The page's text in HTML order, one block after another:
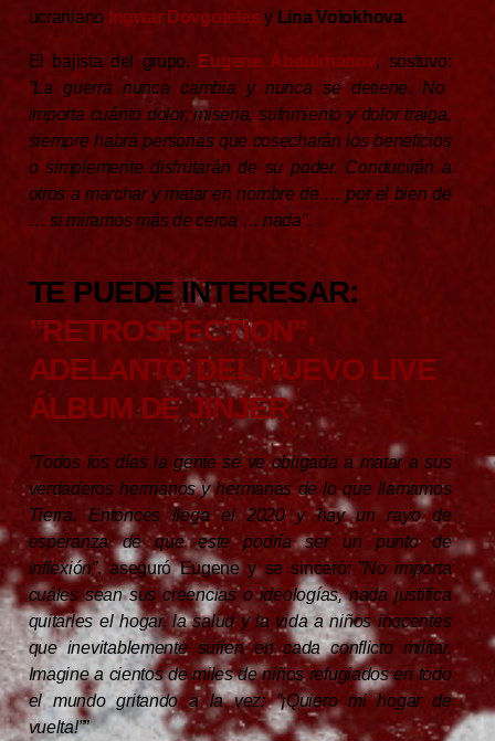
ucraniano Ingwar Dovgoteles y Lina Volokhova.
El bajista del grupo, Eugene Abdukhanov, sostuvo:
”La guerra nunca cambia y nunca se detiene. No
importa cuánto dolor, miseria, sufrimiento y dolor traiga,
siempre habrá personas que cosecharán los beneficios
o simplemente disfrutarán de su poder. Conducirán a
otros a marchar y matar en nombre de … por el bien de
… si miramos más de cerca … nada”.
TE PUEDE INTERESAR:
”RETROSPECTION”,
ADELANTO DEL NUEVO LIVE
ÁLBUM DE JINJER
”Todos los días la gente se ve obligada a matar a sus
verdaderos hermanos y hermanas de lo que llamamos
Tierra. Entonces llega el 2020 y hay un rayo de
esperanza de que este podría ser un punto de
inflexión”, aseguró Eugene y se sinceró: ”No importa
cuáles sean sus creencias o ideologías, nada justifica
quitarles el hogar, la salud y la vida a niños inocentes
que inevitablemente sufren en cada conflicto militar.
Imagine a cientos de miles de niños refugiados en todo
el mundo gritando a la vez: ”¡Quiero mi hogar de
vuelta!””